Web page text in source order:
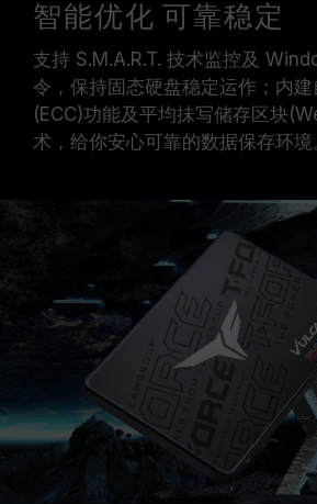
智能优化 可靠稳定
支持 S.M.A.R.T. 技术监控及
令，保持固态硬盘稳定运作；内
(ECC)功能及平均抺写储存区块
术，给你安心可靠的数据保存环境